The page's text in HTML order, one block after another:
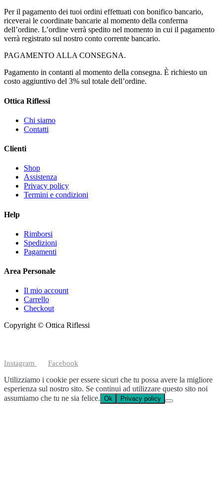
Per il pagamento dei tuoi ordini effettuati con bonifico bancario,
riceverai le coordinate bancarie al momento della conferma
dell’ordine. L’ordine verrà spedito nel momento in cui il pagamento
verrà registrato sul nostro conto corrente bancario.
PAGAMENTO ALLA CONSEGNA.
Pagamento in contanti al momento della consegna. È richiesto un
costo aggiuntivo del 3% sul totale dell’ordine.
Ottica Riflessi
Chi siamo
Contatti
Clienti
Shop
Assistenza
Privacy policy
Termini e condizioni
Help
Rimborsi
Spedizioni
Pagamenti
Area Personale
Il mio account
Carrello
Checkout
Copyright © Ottica Riflessi
Instagram Facebook
Utilizziamo i cookie per essere sicuri che tu possa avere la migliore
esperienza sul nostro sito. Se continui ad utilizzare questo sito noi
assumiamo che tu ne sia felice. Ok Privacy policy